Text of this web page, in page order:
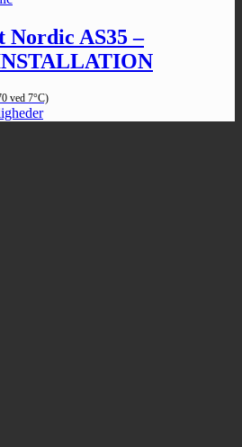
AS35 –
ved 7°C)